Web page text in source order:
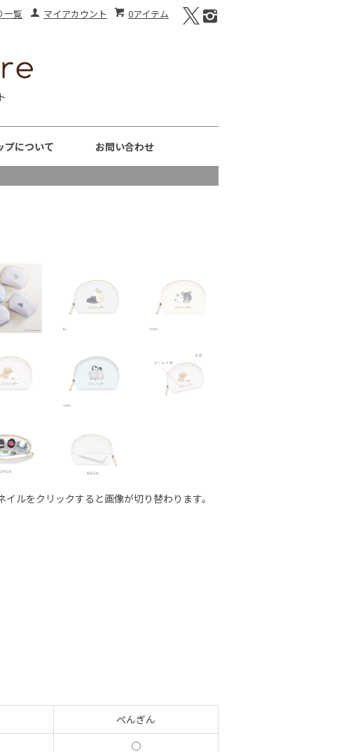
0アイテム
マイアカウント
一覧
プについて お問い合わせ
イルをクリックすると画像が切り替わります。
ぺんぎん